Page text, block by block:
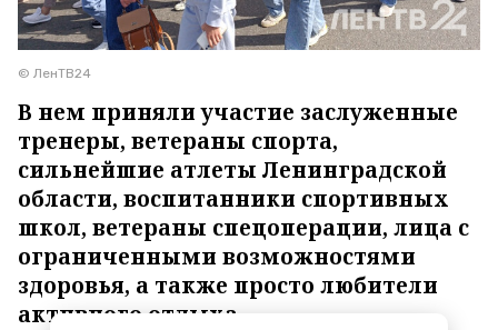
© ЛенТВ24
В нем приняли участие заслуженные
тренеры, ветераны спорта,
сильнейшие атлеты Ленинградской
области, воспитанники спортивных
школ, ветераны спецоперации, лица с
ограниченными возможностями
здоровья, а также просто любители
активного отдыха.